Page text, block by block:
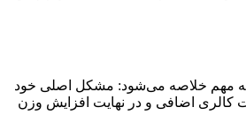
مهم خلاصه می‌شود: مشکل اصلی خود
کالری اضافی و در نهایت افزایش وزن